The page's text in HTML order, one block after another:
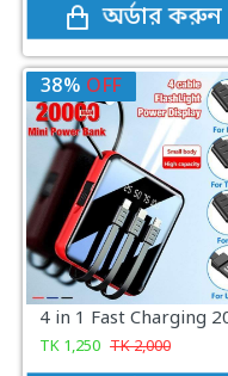
অর্ডার করুন
38% OFF
TK 1,250 TK2,000